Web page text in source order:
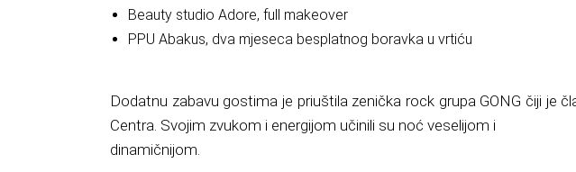
Beauty studio Adore, full makeover
PPU Abakus, dva mjeseca besplatnog boravka u vrtiću
Dodatnu zabavu gostima je priuštila zenička rock grupa GONG čiji je
Centra. Svojim zvukom i energijom učinili su noć veselijom i
dinamičnijom.